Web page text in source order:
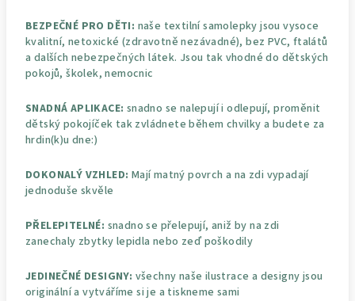
BEZPEČNÉ PRO DĚTI: naše textilní samolepky jsou vysoce
kvalitní, netoxické (zdravotně nezávadné), bez PVC, ftalátů
a dalších nebezpečných látek. Jsou tak vhodné do dětských
pokojů, školek, nemocnic
SNADNÁ APLIKACE: snadno se nalepují i odlepují, proměnit
dětský pokojíček tak zvládnete během chvilky a budete za
hrdin(k)u dne:)
DOKONALÝ VZHLED: Mají matný povrch a na zdi vypadají
jednoduše skvěle
PŘELEPITELNÉ: snadno se přelepují, aniž by na zdi
zanechaly zbytky lepidla nebo zeď poškodily
JEDINEČNÉ DESIGNY: všechny naše ilustrace a designy jsou
originální a vytváříme si je a tiskneme sami